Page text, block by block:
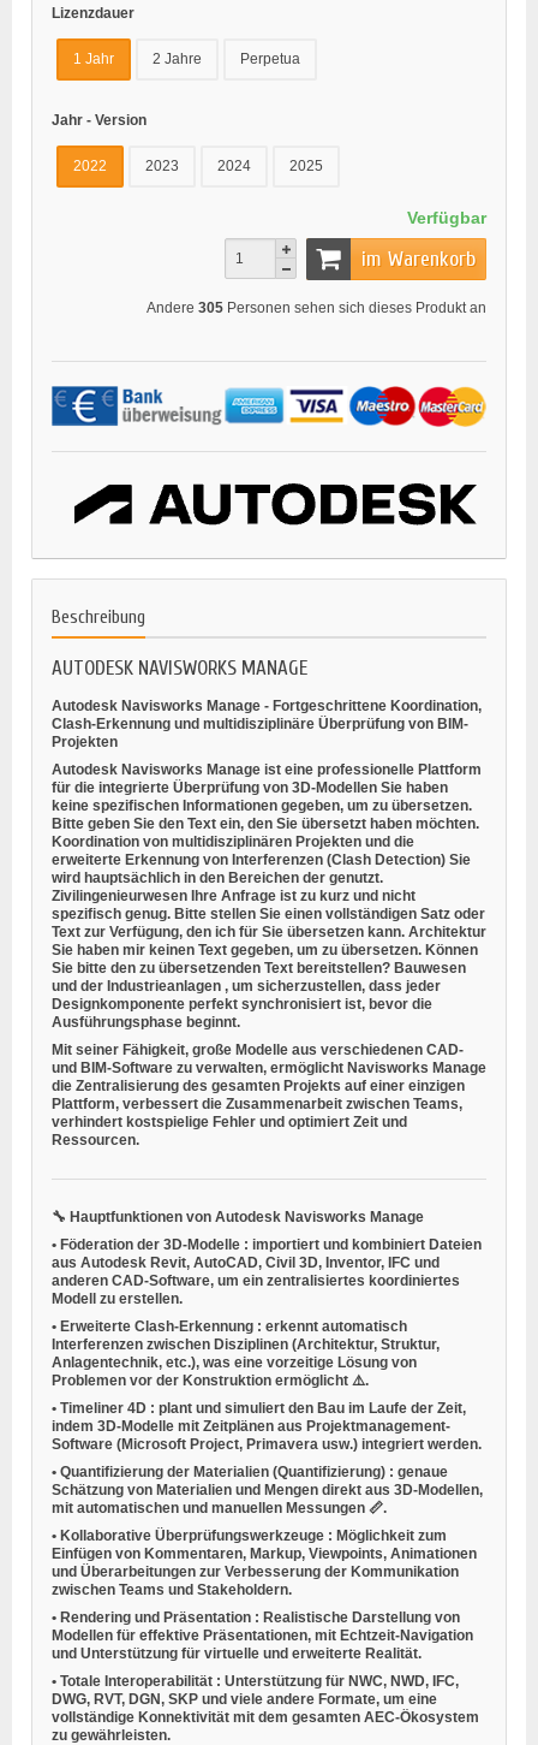
Lizenzdauer
1 Jahr 2 Jahre Perpetua
Jahr - Version
2022 2023 2024 2025
Verfügbar
im Warenkorb
Andere 305 Personen sehen sich dieses Produkt an
Beschreibung
AUTODESK NAVISWORKS MANAGE
Autodesk Navisworks Manage - Fortgeschrittene Koordination,
Clash-Erkennung und multidisziplinäre Überprüfung von BIM-
Projekten
Autodesk Navisworks Manage ist eine professionelle Plattform
für die integrierte Überprüfung von 3D-Modellen Sie haben
keine spezifischen Informationen gegeben, um zu übersetzen.
Bitte geben Sie den Text ein, den Sie übersetzt haben möchten.
Koordination von multidisziplinären Projekten und die
erweiterte Erkennung von Interferenzen (Clash Detection) Sie
wird hauptsächlich in den Bereichen der genutzt.
Zivilingenieurwesen Ihre Anfrage ist zu kurz und nicht
spezifisch genug. Bitte stellen Sie einen vollständigen Satz oder
Text zur Verfügung, den ich für Sie übersetzen kann. Architektur
Sie haben mir keinen Text gegeben, um zu übersetzen. Können
Sie bitte den zu übersetzenden Text bereitstellen? Bauwesen
und der Industrieanlagen , um sicherzustellen, dass jeder
Designkomponente perfekt synchronisiert ist, bevor die
Ausführungsphase beginnt.
Mit seiner Fähigkeit, große Modelle aus verschiedenen CAD-
und BIM-Software zu verwalten, ermöglicht Navisworks Manage
die Zentralisierung des gesamten Projekts auf einer einzigen
Plattform, verbessert die Zusammenarbeit zwischen Teams,
verhindert kostspielige Fehler und optimiert Zeit und
Ressourcen.
🔧 Hauptfunktionen von Autodesk Navisworks Manage
• Föderation der 3D-Modelle : importiert und kombiniert Dateien
aus Autodesk Revit, AutoCAD, Civil 3D, Inventor, IFC und
anderen CAD-Software, um ein zentralisiertes koordiniertes
Modell zu erstellen.
• Erweiterte Clash-Erkennung : erkennt automatisch
Interferenzen zwischen Disziplinen (Architektur, Struktur,
Anlagentechnik, etc.), was eine vorzeitige Lösung von
Problemen vor der Konstruktion ermöglicht ⚠️.
• Timeliner 4D : plant und simuliert den Bau im Laufe der Zeit,
indem 3D-Modelle mit Zeitplänen aus Projektmanagement-
Software (Microsoft Project, Primavera usw.) integriert werden.
• Quantifizierung der Materialien (Quantifizierung) : genaue
Schätzung von Materialien und Mengen direkt aus 3D-Modellen,
mit automatischen und manuellen Messungen 📏.
• Kollaborative Überprüfungswerkzeuge : Möglichkeit zum
Einfügen von Kommentaren, Markup, Viewpoints, Animationen
und Überarbeitungen zur Verbesserung der Kommunikation
zwischen Teams und Stakeholdern.
• Rendering und Präsentation : Realistische Darstellung von
Modellen für effektive Präsentationen, mit Echtzeit-Navigation
und Unterstützung für virtuelle und erweiterte Realität.
• Totale Interoperabilität : Unterstützung für NWC, NWD, IFC,
DWG, RVT, DGN, SKP und viele andere Formate, um eine
vollständige Konnektivität mit dem gesamten AEC-Ökosystem
zu gewährleisten.